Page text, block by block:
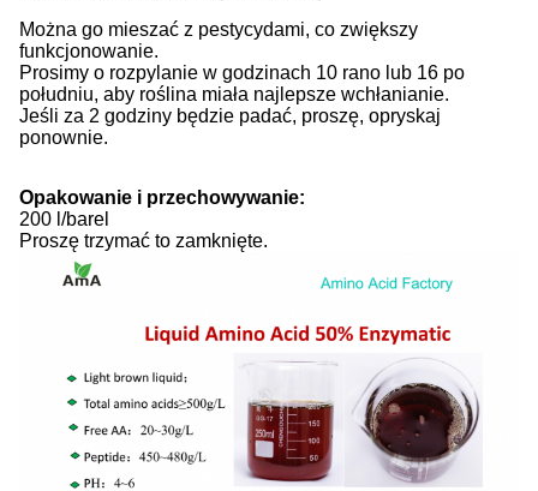
Można go mieszać z pestycydami, co zwiększy
funkcjonowanie.
Prosimy o rozpylanie w godzinach 10 rano lub 16 po
południu, aby roślina miała najlepsze wchłanianie.
Jeśli za 2 godziny będzie padać, proszę, opryskaj
ponownie.
Opakowanie i przechowywanie:
200 l/barel
Proszę trzymać to zamknięte.